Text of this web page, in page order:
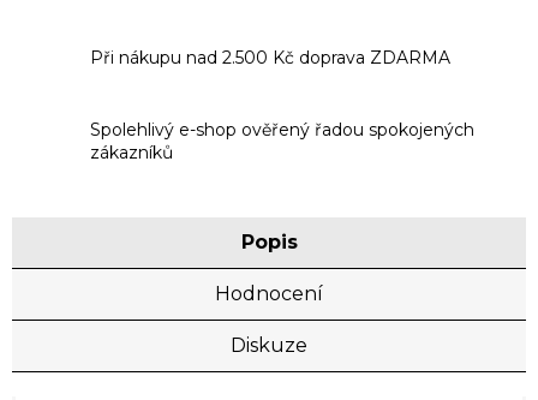
Při nákupu nad 2.500 Kč doprava ZDARMA
Spolehlivý e-shop ověřený řadou spokojených
zákazníků
Popis
Hodnocení
Diskuze